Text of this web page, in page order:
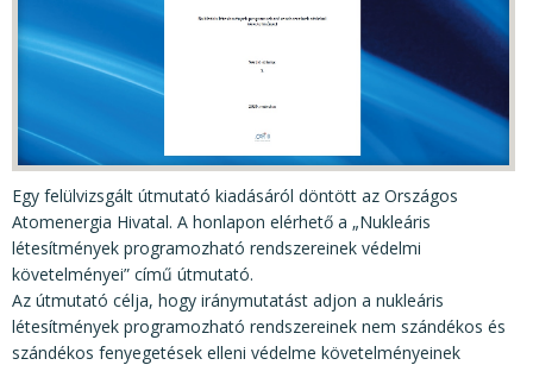
KÖZÉRDEKŰ ADATOK
JOGI SZABÁLYOZÁS, ÚTMUTATÓK
NYOMTATVÁNYOK, SZOFTVEREK
E-ÜGYINTÉZÉS
Egy felülvizsgált útmutató kiadásáról döntött az Országos
Atomenergia Hivatal. A honlapon elérhető a „Nukleáris
létesítmények programozható rendszereinek védelmi
követelményei” című útmutató.
Az útmutató célja, hogy iránymutatást adjon a nukleáris
létesítmények programozható rendszereinek nem szándékos és
szándékos fenyegetések elleni védelme követelményeinek